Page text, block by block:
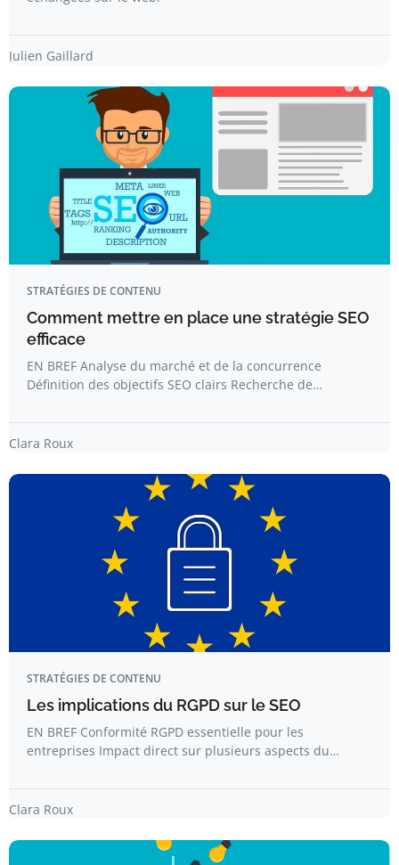
Julien Gaillard
STRATÉGIES DE CONTENU
Comment mettre en place une stratégie SEO
efficace
EN BREF Analyse du marché et de la concurrence
Définition des objectifs SEO clairs Recherche de…
Clara Roux
STRATÉGIES DE CONTENU
Les implications du RGPD sur le SEO
EN BREF Conformité RGPD essentielle pour les
entreprises Impact direct sur plusieurs aspects du…
Clara Roux